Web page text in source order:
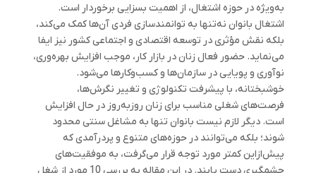
به‌ویژه در حوزه اشتغال، از اهمیت بسزایی برخوردار است.
اشتغال بانوان نه‌تنها به توانمندسازی فردی آن‌ها کمک می‌کند،
بلکه نقش مؤثری در توسعه اقتصادی و اجتماعی کشور نیز ایفا
می‌نماید. حضور فعال زنان در بازار کار، موجب افزایش بهره‌وری،
نوآوری و پویایی در سازمان‌ها و کسب‌وکارها می‌شود.
خوشبختانه، با پیشرفت تکنولوژی و تغییر نگرش‌ها،
فرصت‌های شغلی مناسب برای زنان روزبه‌روز در حال افزایش
است. دیگر لازم نیست بانوان تنها به مشاغل سنتی محدود
شوند؛ بلکه می‌توانند در حوزه‌های متنوع و پردرآمدی که
پیش‌ازاین کمتر مورد توجه قرار می‌گرفت، به موفقیت‌های